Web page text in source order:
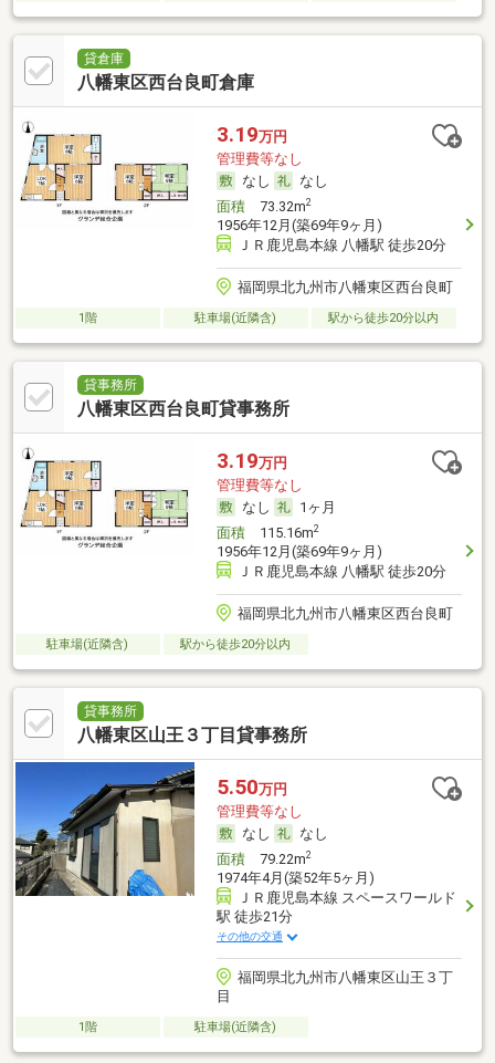
貸倉庫
八幡東区西台良町倉庫
3.19万円
管理費等なし
なし
なし
面積73.32m2
1956年12月(築69年9ヶ月)
ＪＲ鹿児島本線 八幡駅 徒歩20分
福岡県北九州市八幡東区西台良町
1階 駐車場(近隣含) 駅から徒歩20分以内
貸事務所
八幡東区西台良町貸事務所
3.19万円
管理費等なし
なし
1ヶ月
面積115.16m2
1956年12月(築69年9ヶ月)
ＪＲ鹿児島本線 八幡駅 徒歩20分
福岡県北九州市八幡東区西台良町
駐車場(近隣含) 駅から徒歩20分以内
貸事務所
八幡東区山王３丁目貸事務所
5.50万円
管理費等なし
なし
なし
面積79.22m2
1974年4月(築52年5ヶ月)
ＪＲ鹿児島本線 スペースワールド
駅 徒歩21分
その他の交通
福岡県北九州市八幡東区山王３丁
目
1階 駐車場(近隣含)